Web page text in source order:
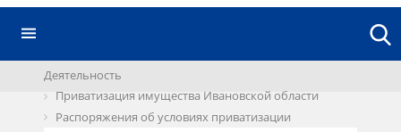
Деятельность
Приватизация имущества Ивановской области
Распоряжения об условиях приватизации